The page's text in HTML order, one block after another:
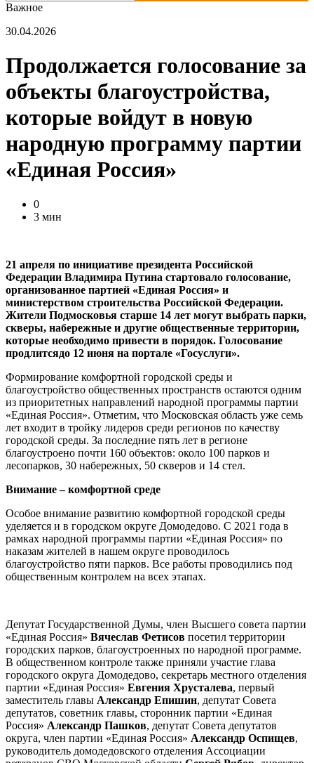
Важное
30.04.2026
Продолжается голосование за
объекты благоустройства,
которые войдут в новую
народную программу партии
«Единая Россия»
0
3 мин
21 апреля по инициативе президента Российской
Федерации Владимира Путина стартовало голосование,
организованное партией «Единая Россия» и
министерством строительства Российской Федерации.
Жители Подмосковья старше 14 лет могут выбрать парки,
скверы, набережные и другие общественные территории,
которые необходимо привести в порядок. Голосование
продлитсядо 12 июня на портале «Госуслуги».
Формирование комфортной городской среды и
благоустройство общественных пространств остаются одним
из приоритетных направлений народной программы партии
«Единая Россия». Отметим, что Московская область уже семь
лет входит в тройку лидеров среди регионов по качеству
городской среды. За последние пять лет в регионе
благоустроено почти 160 объектов: около 100 парков и
лесопарков, 30 набережных, 50 скверов и 14 стел.
Внимание – комфортной среде
Особое внимание развитию комфортной городской среды
уделяется и в городском округе Домодедово. С 2021 года в
рамках народной программы партии «Единая Россия» по
наказам жителей в нашем округе проводилось
благоустройство пяти парков. Все работы проводились под
общественным контролем на всех этапах.
Депутат Государственной Думы, член Высшего совета партии
«Единая Россия» Вячеслав Фетисов посетил территории
городских парков, благоустроенных по народной программе.
В общественном контроле также приняли участие глава
городского округа Домодедово, секретарь местного отделения
партии «Единая Россия» Евгения Хрусталева, первый
заместитель главы Александр Епишин, депутат Совета
депутатов, советник главы, сторонник партии «Единая
Россия» Александр Пашков, депутат Совета депутатов
округа, член партии «Единая Россия» Александр Оспищев,
руководитель домодедовского отделения Ассоциации